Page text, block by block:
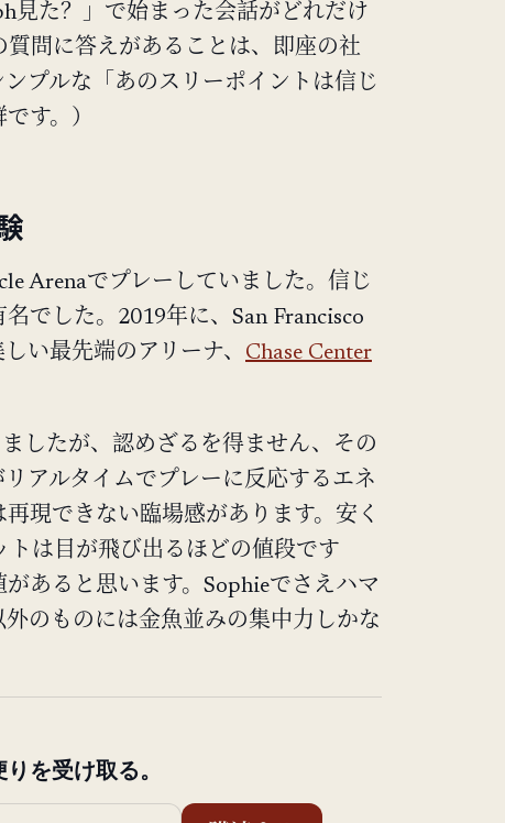
見た？」で始まった会話がどれだけ
問に答えがあることは、即座の社
プルな「あのスリーポイントは信じ
す。）
Arenaでプレーしていました。信じ
でした。2019年に、San Francisco
い最先端のアリーナ、 Chase Center
したが、認めざるを得ません、その
アルタイムでプレーに反応するエネ
現できない臨場感があります。安く
は目が飛び出るほどの値段です
あると思います。Sophieでさえハマ
のものには金魚並みの集中力しかな
を受け取る。